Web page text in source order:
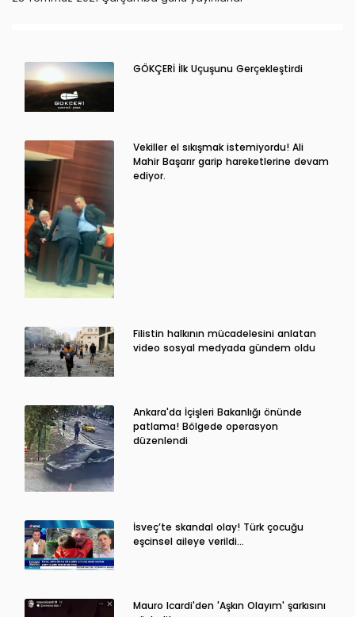
GÖKÇERİ İlk Uçuşunu Gerçekleştirdi
Vekiller el sıkışmak istemiyordu! Ali
Mahir Başarır garip hareketlerine devam
ediyor.
Filistin halkının mücadelesini anlatan
video sosyal medyada gündem oldu
Ankara'da İçişleri Bakanlığı önünde
patlama! Bölgede operasyon
düzenlendi
İsveç’te skandal olay! Türk çocuğu
eşcinsel aileye verildi…
Mauro Icardi'den 'Aşkın Olayım' şarkısını